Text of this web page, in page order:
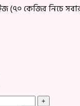
(৭০ কেজির নিচে
+